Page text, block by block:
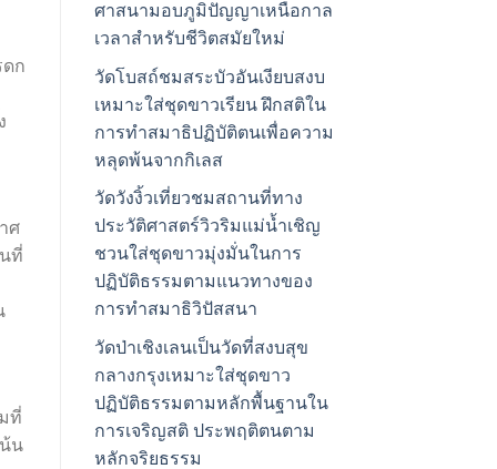
ดก
ศ
ที่
ที่
น
ศาสนามอบภูมิปัญญาเหนือกาล
เวลาสำหรับชีวิตสมัยใหม่
วัดโบสถ์ชมสระบัวอันเงียบสงบ
เหมาะใส่ชุดขาวเรียน ฝึกสติใน
การทำสมาธิปฏิบัติตนเพื่อความ
หลุดพ้นจากกิเลส
วัดวังงิ้วเที่ยวชมสถานที่ทาง
ประวัติศาสตร์วิวริมแม่น้ำเชิญ
ชวนใส่ชุดขาวมุ่งมั่นในการ
ปฏิบัติธรรมตามแนวทางของ
การทำสมาธิวิปัสสนา
วัดป่าเชิงเลนเป็นวัดที่สงบสุข
กลางกรุงเหมาะใส่ชุดขาว
ปฏิบัติธรรมตามหลักพื้นฐานใน
การเจริญสติ ประพฤติตนตาม
หลักจริยธรรม